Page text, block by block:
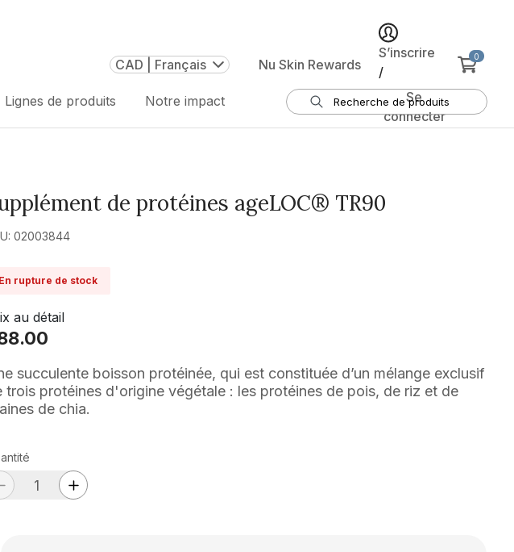
CAD | Français Nu Skin Rewards
S’inscrire
/
Se
connecter
0
Lignes de produits Notre impact
de protéines ageLOC® TR90
02003844
En rupture de stock
au détail
succulente boisson protéinée, qui est constituée d’un mélange exclusif
trois protéines d'origine végétale : les protéines de pois, de riz et de
de chia.